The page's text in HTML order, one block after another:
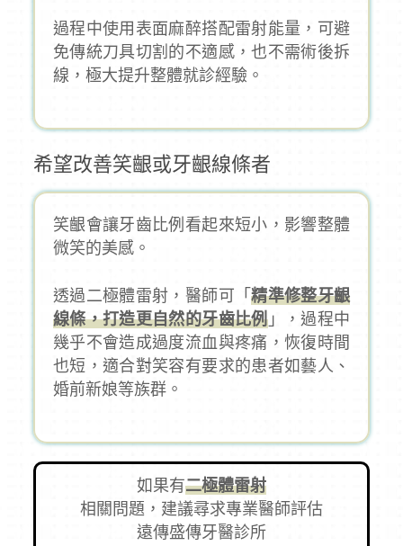
過程中使用表面麻醉搭配雷射能量，可避
免傳統刀具切割的不適感，也不需術後拆
線，極大提升整體就診經驗。
希望改善笑齦或牙齦線條者
笑齦會讓牙齒比例看起來短小，影響整體
微笑的美感。
透過二極體雷射，醫師可「精準修整牙齦
線條，打造更自然的牙齒比例」，過程中
幾乎不會造成過度流血與疼痛，恢復時間
也短，適合對笑容有要求的患者如藝人、
婚前新娘等族群。
如果有二極體雷射
相關問題，建議尋求專業醫師評估
遠傳盛傳牙醫診所